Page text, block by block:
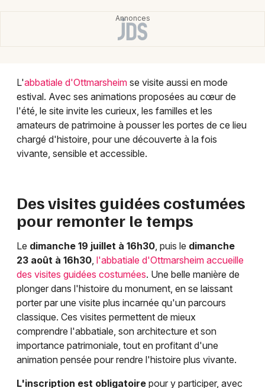
68 - Haut-Rhin
Choisir mes départements
Je m'abonne
L'abbatiale d'Ottmarsheim se visite aussi en mode
estival. Avec ses animations proposées au cœur de
l'été, le site invite les curieux, les familles et les
amateurs de patrimoine à pousser les portes de ce lieu
chargé d'histoire, pour une découverte à la fois
vivante, sensible et accessible.
Des visites guidées costumées
pour remonter le temps
Le dimanche 19 juillet à 16h30 , puis le dimanche
23 août à 16h30 l'abbatiale d'Ottmarsheim accueille
des visites guidées costumées. Une belle manière de
plonger dans l'histoire du monument, en se laissant
porter par une visite plus incarnée qu'un parcours
classique. Ces visites permettent de mieux
comprendre l'abbatiale, son architecture et son
importance patrimoniale, tout en profitant d'une
animation pensée pour rendre l'histoire plus vivante.
L'inscription est obligatoire pour y participer, avec